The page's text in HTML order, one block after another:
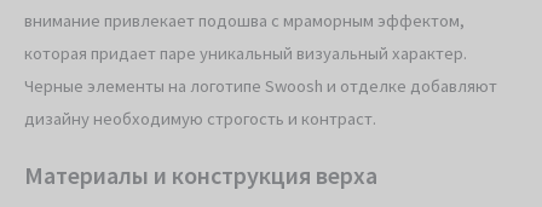
внимание привлекает подошва с мраморным эффектом,
которая придает паре уникальный визуальный характер.
Черные элементы на логотипе Swoosh и отделке добавляют
дизайну необходимую строгость и контраст.
Материалы и конструкция верха